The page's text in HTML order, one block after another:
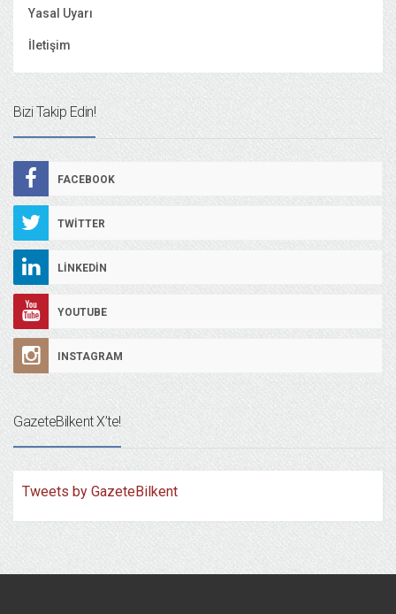
Yasal Uyarı
İletişim
Bizi Takip Edin!
FACEBOOK
TWITTER
LINKEDIN
YOUTUBE
INSTAGRAM
GazeteBilkent X’te!
Tweets by GazeteBilkent